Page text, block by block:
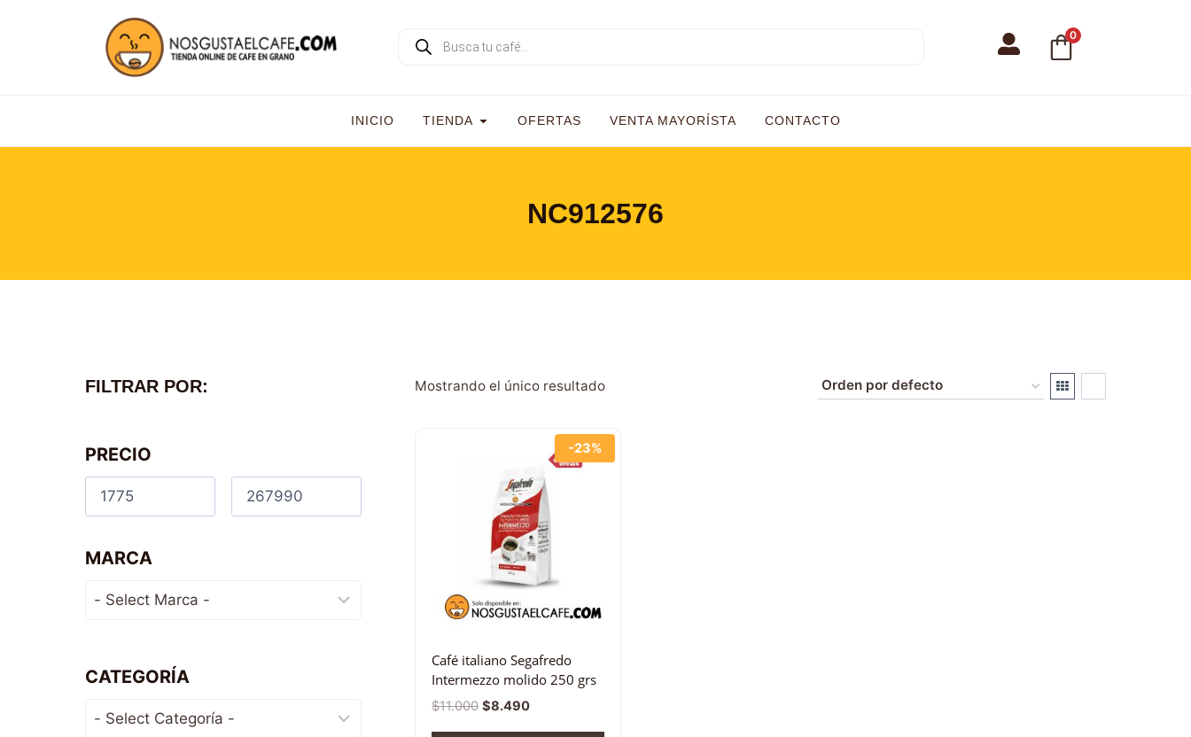
0
INICIO TIENDA OFERTAS VENTA MAYORÍSTA CONTACTO
NC912576
Mostrando el único resultado
-23%
Café italiano Segafredo
Intermezzo molido 250 grs
$11.000 $8.490
FILTRAR POR:
PRECIO
MARCA
CATEGORÍA